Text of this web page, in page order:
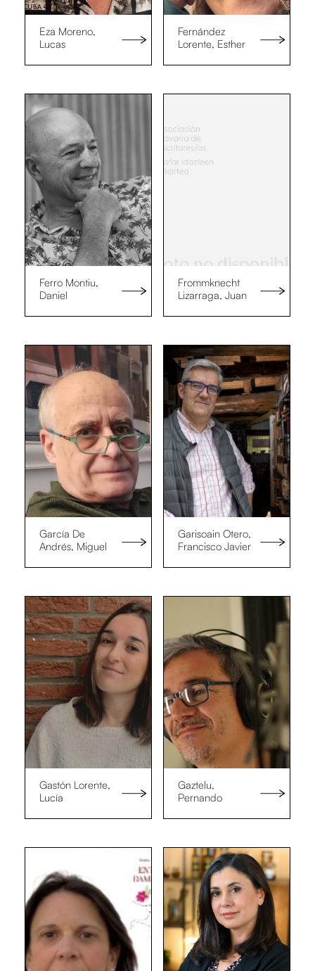
Eza Moreno,
Lucas
Fernández
Lorente, Esther
Ferro Montiu,
Daniel
Frommknecht
Lizarraga, Juan
García De
Andrés, Miguel
Garisoain Otero,
Francisco Javier
Gastón Lorente,
Lucía
Gaztelu,
Pernando